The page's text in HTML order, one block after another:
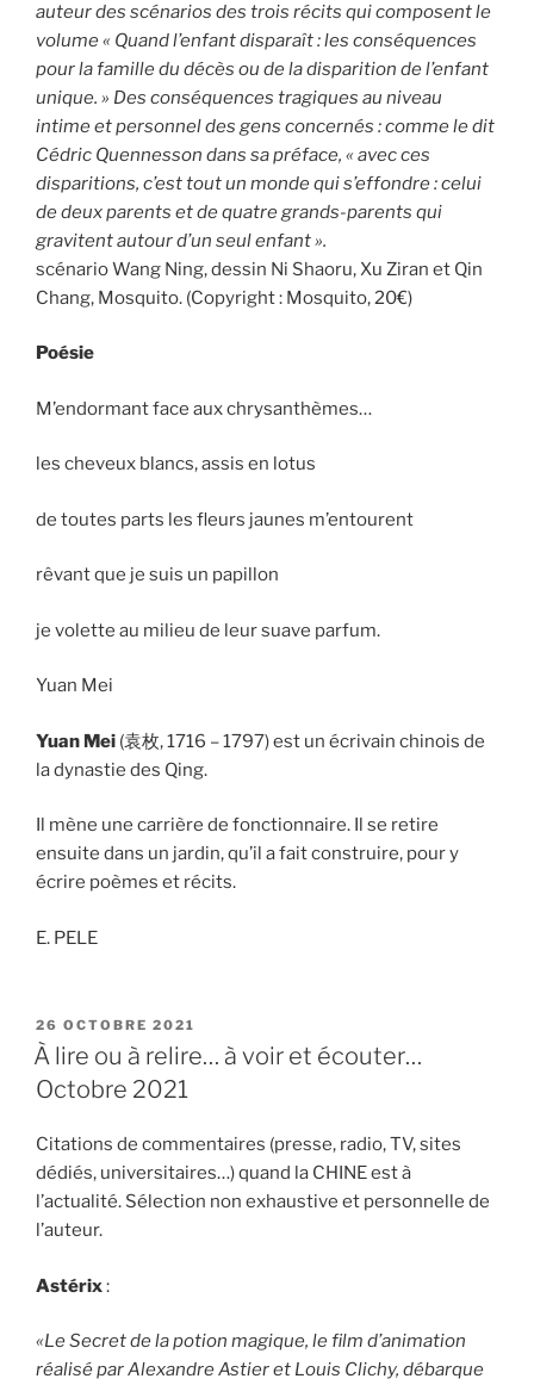
auteur des scénarios des trois récits qui composent le
volume « Quand l’enfant disparaît : les conséquences
pour la famille du décès ou de la disparition de l’enfant
unique. » Des conséquences tragiques au niveau
intime et personnel des gens concernés : comme le dit
Cédric Quennesson dans sa préface, « avec ces
disparitions, c’est tout un monde qui s’effondre : celui
de deux parents et de quatre grands-parents qui
gravitent autour d’un seul enfant ».
scénario Wang Ning, dessin Ni Shaoru, Xu Ziran et Qin
Chang, Mosquito. (Copyright : Mosquito, 20€)
Poésie
M’endormant face aux chrysanthèmes…
les cheveux blancs, assis en lotus
de toutes parts les fleurs jaunes m’entourent
rêvant que je suis un papillon
je volette au milieu de leur suave parfum.
Yuan Mei
Yuan Mei (袁枚, 1716 – 1797) est un écrivain chinois de
la dynastie des Qing.
Il mène une carrière de fonctionnaire. Il se retire
ensuite dans un jardin, qu’il a fait construire, pour y
écrire poèmes et récits.
E. PELE
PUBLIÉ
LE
26 OCTOBRE 2021
À lire ou à relire… à voir et écouter…
Octobre 2021
Citations de commentaires (presse, radio, TV, sites
dédiés, universitaires…) quand la CHINE est à
l’actualité. Sélection non exhaustive et personnelle de
l’auteur.
Astérix:
«Le Secret de la potion magique, le film d’animation
réalisé par Alexandre Astier et Louis Clichy, débarque